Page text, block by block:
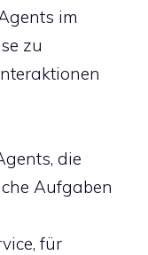
im
zu
die
Aufgaben
für